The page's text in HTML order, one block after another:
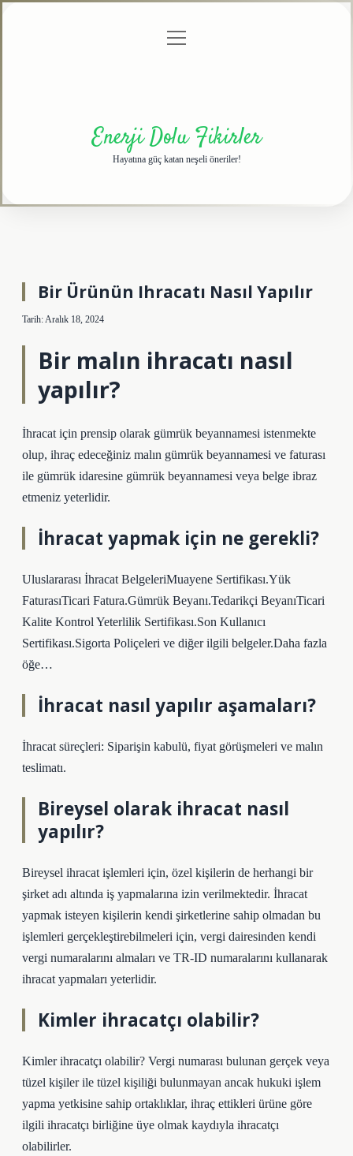
menüyü
Enerji Dolu Fikirler
Hayatına güç katan neşeli öneriler!
Bir Ürünün Ihracatı Nasıl Yapılır
Tarih: Aralık 18, 2024
Bir malın ihracatı nasıl
yapılır?
İhracat için prensip olarak gümrük beyannamesi istenmekte
olup, ihraç edeceğiniz malın gümrük beyannamesi ve faturası
ile gümrük idaresine gümrük beyannamesi veya belge ibraz
etmeniz yeterlidir.
İhracat yapmak için ne gerekli?
Uluslararası İhracat BelgeleriMuayene Sertifikası.Yük
FaturasıTicari Fatura.Gümrük Beyanı.Tedarikçi BeyanıTicari
Kalite Kontrol Yeterlilik Sertifikası.Son Kullanıcı
Sertifikası.Sigorta Poliçeleri ve diğer ilgili belgeler.Daha fazla
öğe…
İhracat nasıl yapılır aşamaları?
İhracat süreçleri: Siparişin kabulü, fiyat görüşmeleri ve malın
teslimatı.
Bireysel olarak ihracat nasıl
yapılır?
Bireysel ihracat işlemleri için, özel kişilerin de herhangi bir
şirket adı altında iş yapmalarına izin verilmektedir. İhracat
yapmak isteyen kişilerin kendi şirketlerine sahip olmadan bu
işlemleri gerçekleştirebilmeleri için, vergi dairesinden kendi
vergi numaralarını almaları ve TR-ID numaralarını kullanarak
ihracat yapmaları yeterlidir.
Kimler ihracatçı olabilir?
Kimler ihracatçı olabilir? Vergi numarası bulunan gerçek veya
tüzel kişiler ile tüzel kişiliği bulunmayan ancak hukuki işlem
yapma yetkisine sahip ortaklıklar, ihraç ettikleri ürüne göre
ilgili ihracatçı birliğine üye olmak kaydıyla ihracatçı
olabilirler.